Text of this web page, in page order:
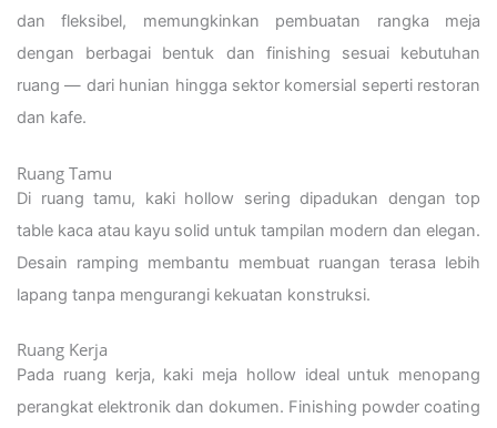
dan fleksibel, memungkinkan pembuatan rangka meja
dengan berbagai bentuk dan finishing sesuai kebutuhan
ruang — dari hunian hingga sektor komersial seperti restoran
dan kafe.
Ruang Tamu
Di ruang tamu, kaki hollow sering dipadukan dengan top
table kaca atau kayu solid untuk tampilan modern dan elegan.
Desain ramping membantu membuat ruangan terasa lebih
lapang tanpa mengurangi kekuatan konstruksi.
Ruang Kerja
Pada ruang kerja, kaki meja hollow ideal untuk menopang
perangkat elektronik dan dokumen. Finishing powder coating